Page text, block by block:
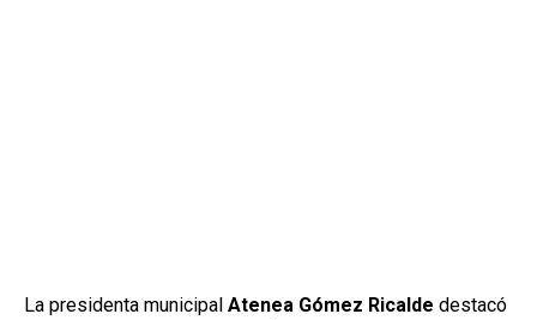
La presidenta municipal Atenea Gómez Ricalde destacó